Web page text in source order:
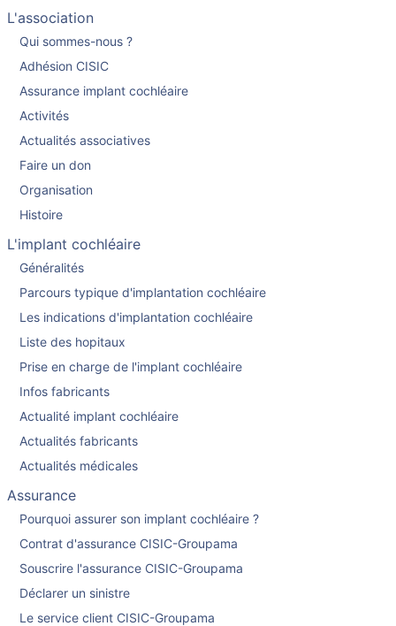
L'association
Qui sommes-nous ?
Adhésion CISIC
Assurance implant cochléaire
Activités
Actualités associatives
Faire un don
Organisation
Histoire
L'implant cochléaire
Généralités
Parcours typique d'implantation cochléaire
Les indications d'implantation cochléaire
Liste des hopitaux
Prise en charge de l'implant cochléaire
Infos fabricants
Actualité implant cochléaire
Actualités fabricants
Actualités médicales
Assurance
Pourquoi assurer son implant cochléaire ?
Contrat d'assurance CISIC-Groupama
Souscrire l'assurance CISIC-Groupama
Déclarer un sinistre
Le service client CISIC-Groupama